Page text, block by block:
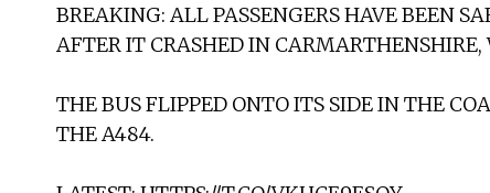
BREAKING: ALL PASSENGERS HAVE BEEN
AFTER IT CRASHED IN CARMARTHENSHIRE,
THE BUS FLIPPED ONTO ITS SIDE IN THE
THE A484.